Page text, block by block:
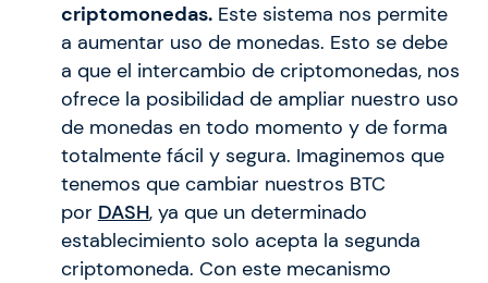
criptomonedas.Este sistema nos permite
a aumentar uso de monedas. Esto se debe
a que el intercambio de criptomonedas, nos
ofrece la posibilidad de ampliar nuestro uso
de monedas en todo momento y de forma
totalmente fácil y segura. Imaginemos que
tenemos que cambiar nuestros BTC
por DASH, ya que un determinado
establecimiento solo acepta la segunda
criptomoneda. Con este mecanismo